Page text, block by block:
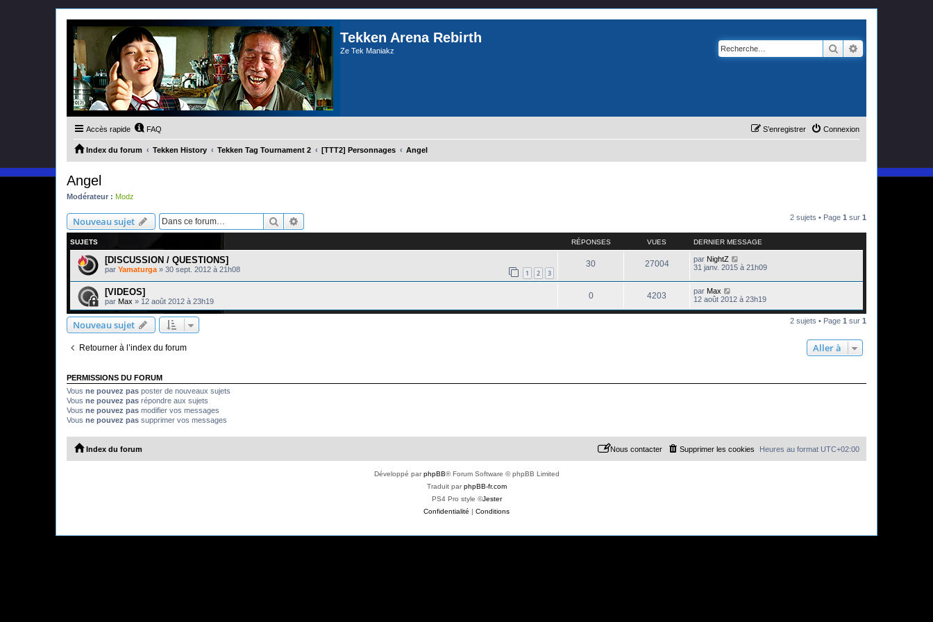
Tekken Arena Rebirth
Ze Tek Maniakz Rechercher
Accès rapide FAQ Connexion
S’enregistrer
Index du forum Tekken History Tekken Tag Tournament 2 [TTT2] Personnages Angel
Angel
Modérateur : Modz
Nouveau sujet Rechercher 2 sujets • Page 1 sur 1
SUJETS RÉPONSES VUES DERNIER MESSAGE
[DISCUSSION / QUESTIONS]
par Yamaturga » 30 sept. 2012 à 21h08 1 2 3
30 27004 par NightZ
31 janv. 2015 à 21h09
[VIDEOS]
par Max » 12 août 2012 à 23h19
0 4203 par Max
12 août 2012 à 23h19
Nouveau sujet 2 sujets • Page 1 sur 1
Retourner à l’index du forum Aller à
PERMISSIONS DU FORUM
Vous ne pouvez pas poster de nouveaux sujets
Vous ne pouvez pas répondre aux sujets
Vous ne pouvez pas modifier vos messages
Vous ne pouvez pas supprimer vos messages
Index du forum Heures au format UTC+02:00
Supprimer les cookies
Nous contacter
Développé parphpBB® Forum Software © phpBB Limited
Traduit parphpBB-fr.com
PS4 Pro style ©Jester
Confidentialité | Conditions